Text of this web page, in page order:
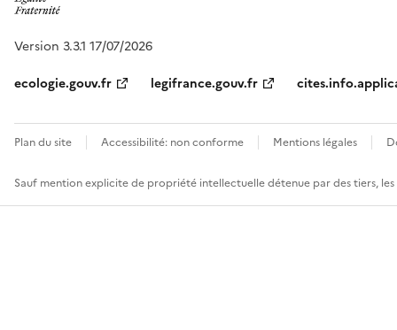
Version 3.3.1 17/07/2026
ecologie.gouv.fr
legifrance.gouv.fr
Plan du site Accessibilité: non conforme Mentions légales
Sauf mention explicite de propriété intellectuelle détenue par des tiers,